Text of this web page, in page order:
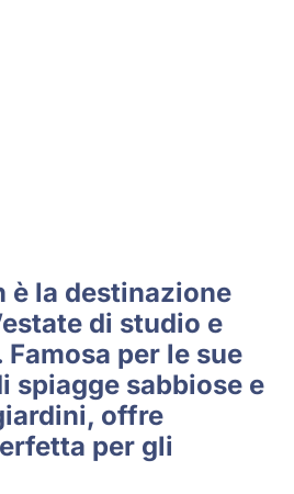
è la destinazione
di studio e
per le sue
spiagge sabbiose e
offre
per gli